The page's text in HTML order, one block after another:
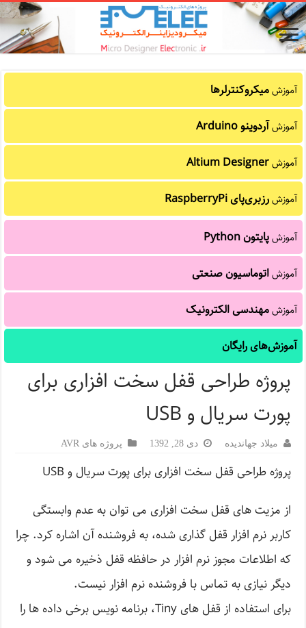
آموزشمیکروکنترلرها
آموزشآردوینو Arduino
آموزشAltium Designer
آموزشرزبری‌پای RaspberryPi
آموزشپایتون Python
آموزشاتوماسیون صنعتی
آموزشمهندسی الکترونیک
آموزش‌های رایگان
پروژه طراحی قفل سخت افزاری برای
پورت سریال و USB
میلاد جهاندیده دی 28, 1392 پروژه های AVR
پروژه طراحی قفل سخت افزاری برای پورت سریال و USB
از مزيت های قفل سخت افزاری می توان به عدم وابستگی
کاربر نرم افزار قفل گذاری شده، به فروشنده آن اشاره کرد. چرا
که اطلاعات مجوز نرم افزار در حافظه قفل ذخيره می شود و
دیگر نیازی به تماس با فروشنده نرم افزار نیست.
برای استفاده از قفل های Tiny، برنامه نویس برخی داده ها را